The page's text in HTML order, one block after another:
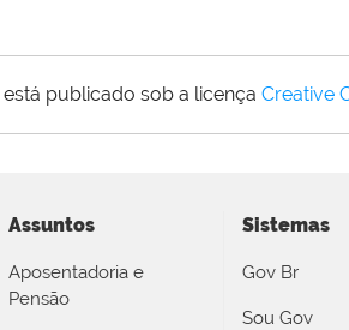
publicado sob a licença Creative
Assuntos
Aposentadoria e
Pensão
Sistemas
Gov Br
Sou Gov